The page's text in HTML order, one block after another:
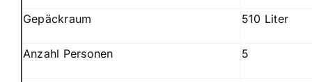
Gepäckraum 510 Liter
Anzahl Personen 5